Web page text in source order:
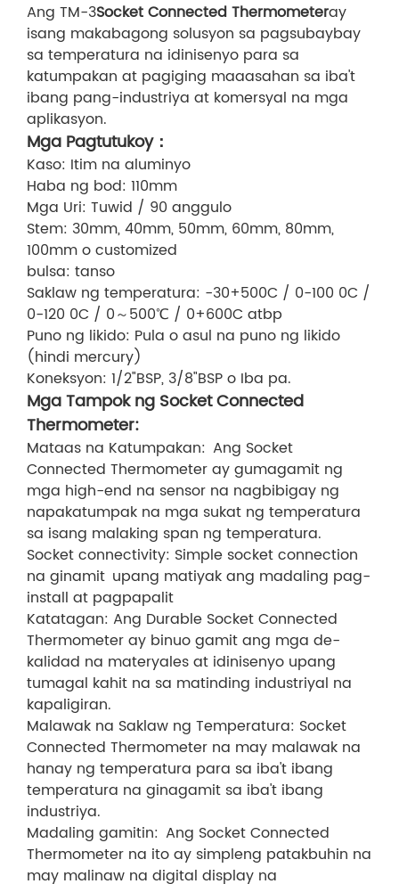
Ang TM-3Socket Connected Thermometeray
isang makabagong solusyon sa pagsubaybay
sa temperatura na idinisenyo para sa
katumpakan at pagiging maaasahan sa iba't
ibang pang-industriya at komersyal na mga
aplikasyon.
Mga Pagtutukoy：
Kaso: Itim na aluminyo
Haba ng bod: 110mm
Mga Uri: Tuwid / 90 anggulo
Stem: 30mm, 40mm, 50mm, 60mm, 80mm,
100mm o customized
bulsa: tanso
Saklaw ng temperatura: -30+500C / 0-100 0C /
0-120 0C / 0～500℃ / 0+600C atbp
Puno ng likido: Pula o asul na puno ng likido
(hindi mercury)
Koneksyon: 1/2"BSP, 3/8"BSP o Iba pa.
Mga Tampok ng Socket Connected
Thermometer:
Mataas na Katumpakan: Ang Socket
Connected Thermometer ay gumagamit ng
mga high-end na sensor na nagbibigay ng
napakatumpak na mga sukat ng temperatura
sa isang malaking span ng temperatura.
Socket connectivity: Simple socket connection
na ginamit upang matiyak ang madaling pag-
install at pagpapalit
Katatagan: Ang Durable Socket Connected
Thermometer ay binuo gamit ang mga de-
kalidad na materyales at idinisenyo upang
tumagal kahit na sa matinding industriyal na
kapaligiran.
Malawak na Saklaw ng Temperatura: Socket
Connected Thermometer na may malawak na
hanay ng temperatura para sa iba't ibang
temperatura na ginagamit sa iba't ibang
industriya.
Madaling gamitin: Ang Socket Connected
Thermometer na ito ay simpleng patakbuhin na
may malinaw na digital display na